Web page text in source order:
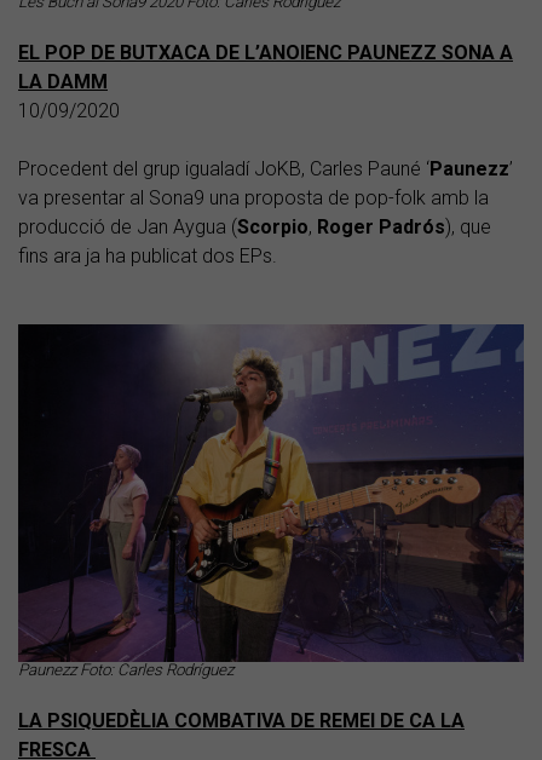
EL POP DE BUTXACA DE L’ANOIENC PAUNEZZ SONA A
LA DAMM
10/09/2020
Procedent del grup igualadí JoKB, Carles Pauné ‘Paunezz’
va presentar al Sona9 una proposta de pop-folk amb la
producció de Jan Aygua (Scorpio, Roger Padrós), que
fins ara ja ha publicat dos EPs.
Paunezz Foto: Carles Rodríguez
LA PSIQUEDÈLIA COMBATIVA DE REMEI DE CA LA
FRESCA